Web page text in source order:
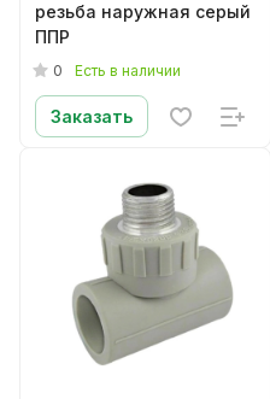
резьба наружная серый
ППР
0 Есть в наличии
Заказать